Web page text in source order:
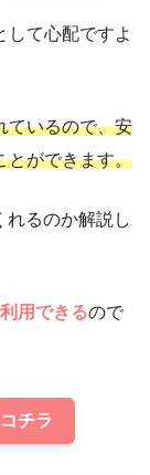
して心配ですよ
ているので、安
とができます。
れるのか解説し
用できるので
チラ